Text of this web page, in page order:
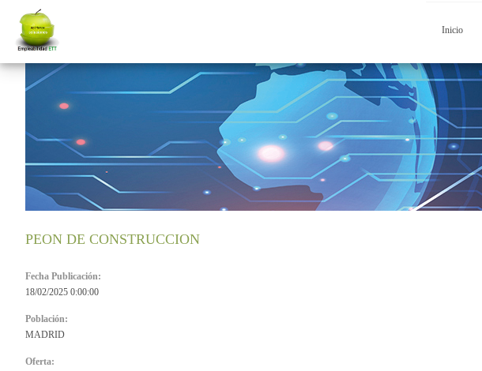
Inicio
PEON DE CONSTRUCCION
Fecha Publicación:
18/02/2025 0:00:00
Población:
MADRID
Oferta: